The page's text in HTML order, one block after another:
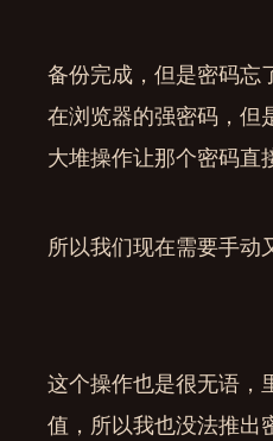
备份完成，但是密码忘
在浏览器的强密码，但
大堆操作让那个密码直
所以我们现在需要手动
这个操作也是很无语，
值，所以我也没法推出